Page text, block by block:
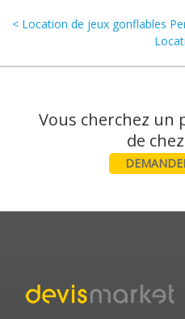
< Location de jeux gonflables
Vous cherchez un